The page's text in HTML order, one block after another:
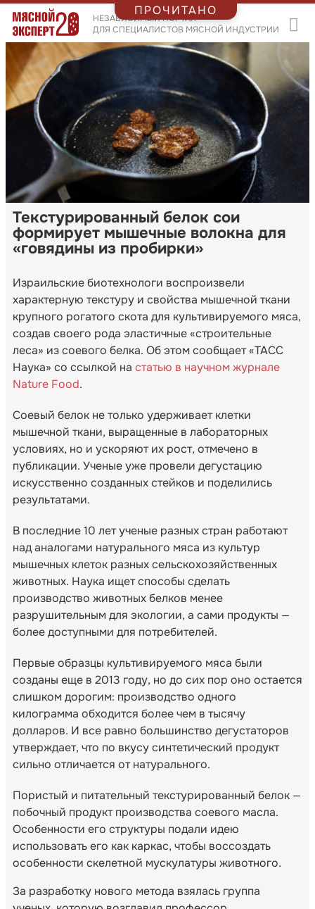
НЕЗАВИСИМЫЙ ПОРТАЛ
ДЛЯ СПЕЦИАЛИСТОВ МЯСНОЙ ИНДУСТРИИ
Текстурированный белок сои
формирует мышечные волокна для
«говядины из пробирки»
Израильские биотехнологи воспроизвели
характерную текстуру и свойства мышечной ткани
крупного рогатого скота для культивируемого мяса,
создав своего рода эластичные «строительные
леса» из соевого белка. Об этом сообщает «ТАСС
Наука» со ссылкой на статью в научном журнале
Nature Food.
Соевый белок не только удерживает клетки
мышечной ткани, выращенные в лабораторных
условиях, но и ускоряют их рост, отмечено в
публикации. Ученые уже провели дегустацию
искусственно созданных стейков и поделились
результатами.
В последние 10 лет ученые разных стран работают
над аналогами натурального мяса из культур
мышечных клеток разных сельскохозяйственных
животных. Наука ищет способы сделать
производство животных белков менее
разрушительным для экологии, а сами продукты —
более доступными для потребителей.
Первые образцы культивируемого мяса были
созданы еще в 2013 году, но до сих пор оно остается
слишком дорогим: производство одного
килограмма обходится более чем в тысячу
долларов. И все равно большинство дегустаторов
утверждает, что по вкусу синтетический продукт
сильно отличается от натурального.
Пористый и питательный текстурированный белок —
побочный продукт производства соевого масла.
Особенности его структуры подали идею
использовать его как каркас, чтобы воссоздать
особенности скелетной мускулатуры животного.
За разработку нового метода взялась группа
ПРОЧИТАНО